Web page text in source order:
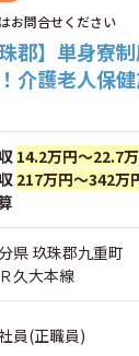
問合せください
珠郡】単身寮
介護老人保
14.2万円～22.7
217万円～342万
県 玖珠郡九重町
久大本線
員(正職員)